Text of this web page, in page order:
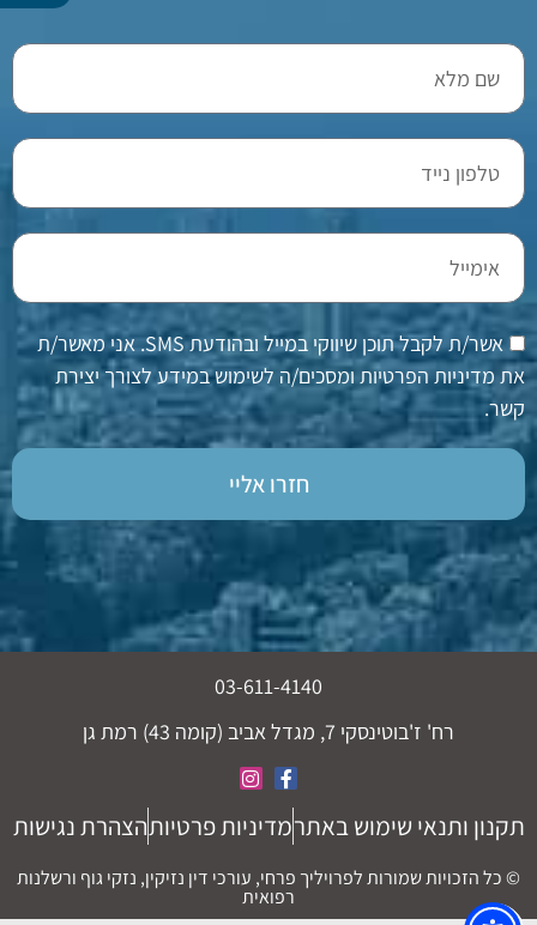
אשר/ת לקבל תוכן שיווקי במייל ובהודעת SMS. אני מאשר/ת
את מדיניות הפרטיות ומסכים/ה לשימוש במידע לצורך יצירת
קשר.
חזרו אליי
03-611-4140
רח' ז'בוטינסקי 7, מגדל אביב (קומה 43) רמת גן
תקנון ותנאי שימוש באתרמדיניות פרטיותהצהרת נגישות
© כל הזכויות שמורות לפרויליך פרחי, עורכי דין נזיקין, נזקי גוף ורשלנות
רפואית